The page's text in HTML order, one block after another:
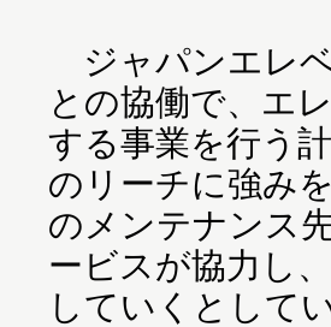
ジャパンエレ
との協働で、エ
する事業を行う
のリーチに強み
のメンテナンス
ービスが協力し
していくとしてい